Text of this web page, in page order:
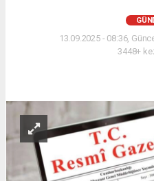
13.09.2025 - 08:36,
3448+